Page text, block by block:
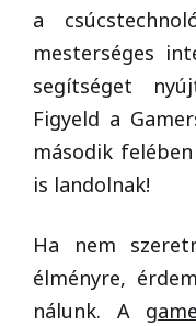
a
mesterséges
segítséget
Figyeld a
második
is landolnak!
Ha nem
élményre,
nálunk. A